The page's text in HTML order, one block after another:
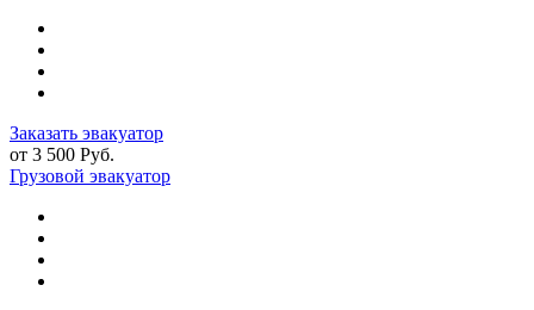
Заказать эвакуатор
от 3 500 Руб.
Грузовой эвакуатор